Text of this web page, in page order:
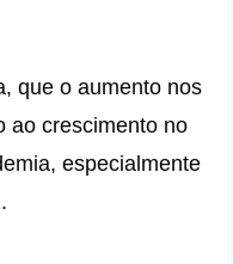
que o aumento nos
ao crescimento no
especialmente